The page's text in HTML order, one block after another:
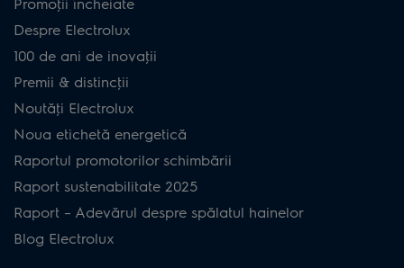
Despre Electrolux
100 de ani de inovaţii
Premii & distincţii
Noutăţi Electrolux
Noua etichetă energetică
Raportul promotorilor schimbării
Raport sustenabilitate 2025
Raport – Adevărul despre spălatul hainelor
Blog Electrolux